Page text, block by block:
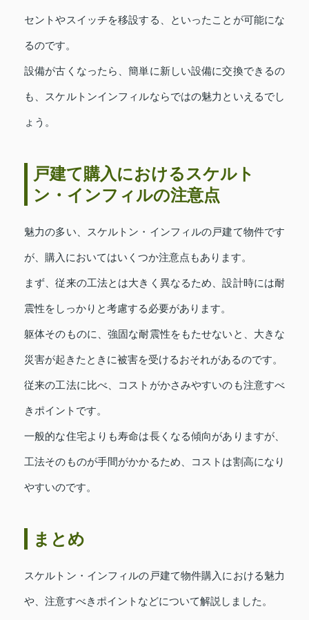
セントやスイッチを移設する、といったことが可能にな
るのです。
設備が古くなったら、簡単に新しい設備に交換できるの
も、スケルトンインフィルならではの魅力といえるでし
ょう。
戸建て購入におけるスケルト
ン・インフィルの注意点
魅力の多い、スケルトン・インフィルの戸建て物件です
が、購入においてはいくつか注意点もあります。
まず、従来の工法とは大きく異なるため、設計時には耐
震性をしっかりと考慮する必要があります。
躯体そのものに、強固な耐震性をもたせないと、大きな
災害が起きたときに被害を受けるおそれがあるのです。
従来の工法に比べ、コストがかさみやすいのも注意すべ
きポイントです。
一般的な住宅よりも寿命は長くなる傾向がありますが、
工法そのものが手間がかかるため、コストは割高になり
やすいのです。
まとめ
スケルトン・インフィルの戸建て物件購入における魅力
や、注意すべきポイントなどについて解説しました。